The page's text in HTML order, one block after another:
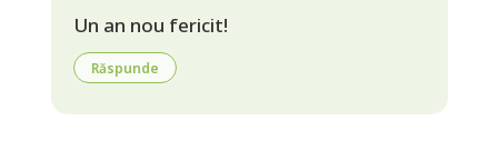
Un an nou fericit!
Răspunde